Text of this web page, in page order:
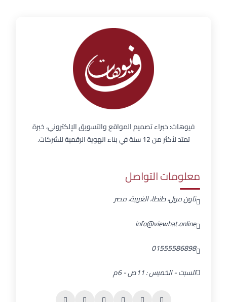
فيوهات: خبراء تصميم المواقع والتسويق الإلكتروني، خبرة
تمتد لأكثر من 12 سنة في بناء الهوية الرقمية للشركات.
معلومات التواصل
تاون مول، طنطا، الغربية، مصر
info@viewhat.online
01555586898
السبت - الخميس : 11ص - 6م